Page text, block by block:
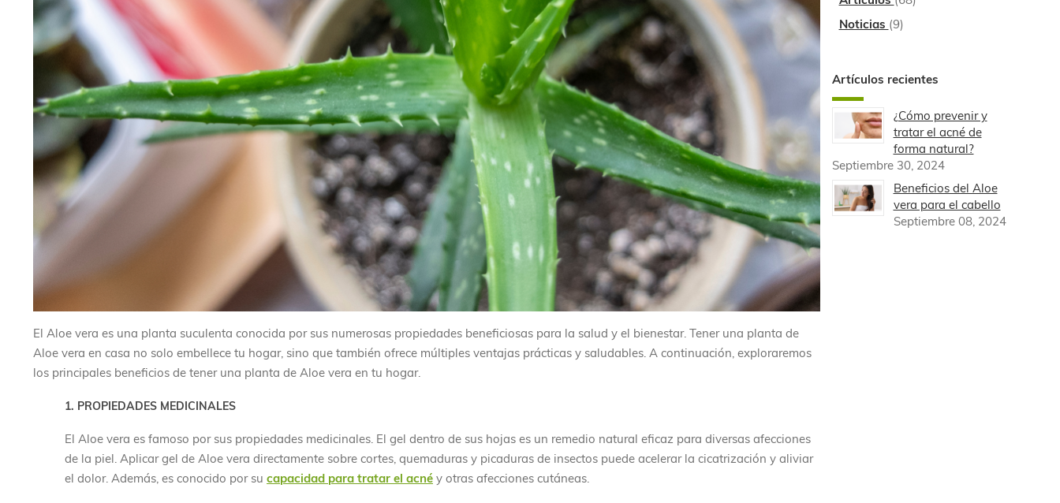
El Aloe vera es una planta suculenta conocida por sus numerosas propiedades beneficiosas para la salud y el bienestar. Tener una planta de
Aloe vera en casa no solo embellece tu hogar, sino que también ofrece múltiples ventajas prácticas y saludables. A continuación, exploraremos
los principales beneficios de tener una planta de Aloe vera en tu hogar.
1. PROPIEDADES MEDICINALES
El Aloe vera es famoso por sus propiedades medicinales. El gel dentro de sus hojas es un remedio natural eficaz para diversas afecciones
de la piel. Aplicar gel de Aloe vera directamente sobre cortes, quemaduras y picaduras de insectos puede acelerar la cicatrización y aliviar
el dolor. Además, es conocido por su capacidad para tratar el acné y otras afecciones cutáneas.
Noticias (9)
Artículos recientes
¿Cómo prevenir y
tratar el acné de
forma natural?
Septiembre 30, 2024
Beneficios del Aloe
vera para el cabello
Septiembre 08, 2024